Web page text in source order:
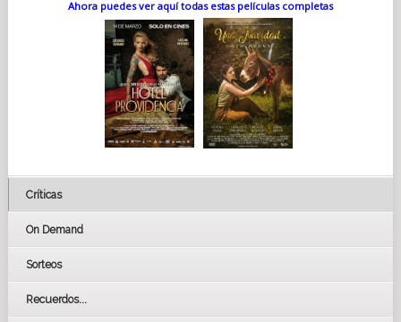
Ahora puedes ver aquí todas estas películas completas
Críticas
On Demand
Sorteos
Recuerdos...